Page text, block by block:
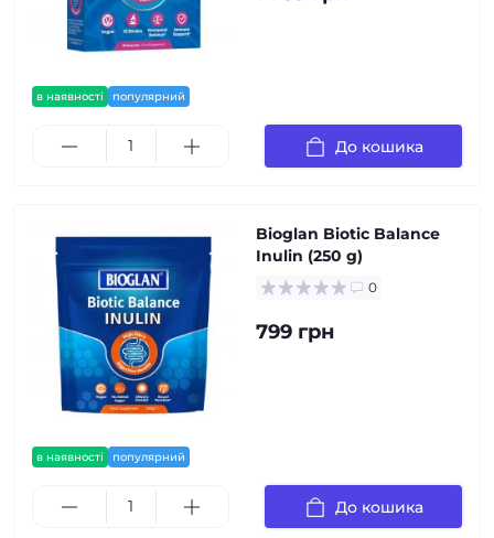
в наявності популярний
До кошика
в наявності популярний
Bioglan Biotic Balance
Inulin (250 g)
0
799 грн
До кошика